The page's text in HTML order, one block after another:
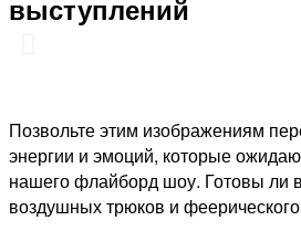
выступлений
Позвольте этим изображениям
энергии и эмоций, которые
нашего флайборд шоу. Готовы ли
воздушных трюков и